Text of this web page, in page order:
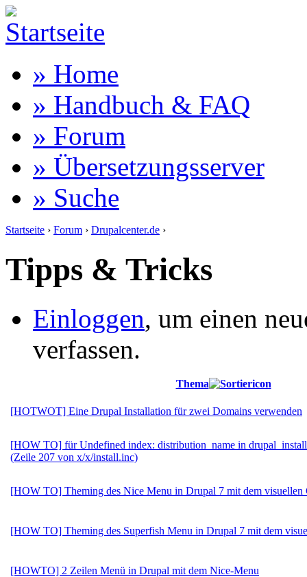
» Home
» Handbuch & FAQ
» Forum
» Übersetzungsserver
» Suche
Startseite › Forum › Drupalcenter.de ›
Tipps & Tricks
Einloggen, um einen
verfassen.
Thema
[HOTWOT] Eine Drupal Installation für zwei Domains verwenden
[HOW TO] für Undefined index: distribution_name in
(Zeile 207 von x/x/install.inc)
[HOW TO] Theming des Nice Menu in Drupal 7 mit dem visuellen
[HOW TO] Theming des Superfish Menu in Drupal 7 mit dem
[HOWTO] 2 Zeilen Menü in Drupal mit dem Nice-Menu